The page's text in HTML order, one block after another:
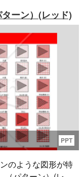
ッショナルなビジ
適で、無料ダウン
料制作をサポート
ましょう。
ーン）(レッド)
PPT
のような図形が特